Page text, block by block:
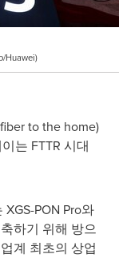
Huawei)
to the home)
는 FTTR 시대
PON Pro와
하기 위해 방으
계 최초의 상업